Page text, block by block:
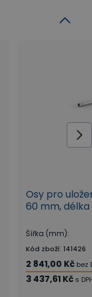
Osy pro
60 mm, délka
Šířka (mm):
Kód zboží: 141426
2 841,00 Kč bez
3 437,61 Kč s